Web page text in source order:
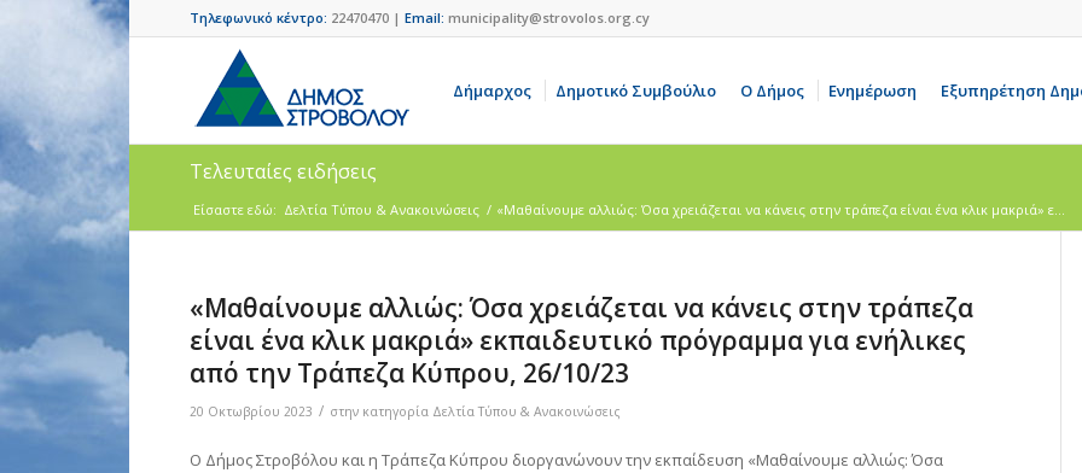
Τηλεφωνικό κέντρο: 22470470 | Email: municipality@strovolos.org.cy
Δήμαρχος Δημοτικό Συμβούλιο Ο Δήμος Ενημέρωση Εξυπηρέτηση
Τελευταίες ειδήσεις
Είσαστε εδώ: Δελτία Τύπου & Ανακοινώσεις / «Μαθαίνουμε αλλιώς: Όσα χρειάζεται να κάνεις στην τράπεζα είναι ένα κλικ μακριά» ε...
«Μαθαίνουμε αλλιώς: Όσα χρειάζεται να κάνεις στην τράπεζα
είναι ένα κλικ μακριά» εκπαιδευτικό πρόγραμμα για ενήλικες
από την Τράπεζα Κύπρου, 26/10/23
20 Οκτωβρίου 2023 / στην κατηγορία Δελτία Τύπου & Ανακοινώσεις
Ο Δήμος Στροβόλου και η Τράπεζα Κύπρου διοργανώνουν την εκπαίδευση «Μαθαίνουμε αλλιώς: Όσα